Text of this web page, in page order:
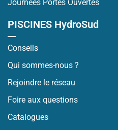
Journées Portes Ouvertes
PISCINES HydroSud
Conseils
Qui sommes-nous ?
Rejoindre le réseau
Foire aux questions
Catalogues